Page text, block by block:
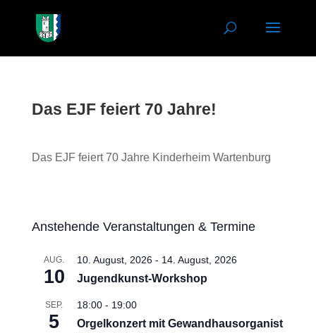
Das EJF feiert 70 Jahre!
Das EJF feiert 70 Jahre Kinderheim Wartenburg
Anstehende Veranstaltungen & Termine
AUG.
10
10. August, 2026- 14. August, 2026
Jugendkunst-Workshop
SEP.
5
18:00- 19:00
Orgelkonzert mit Gewandhausorganist